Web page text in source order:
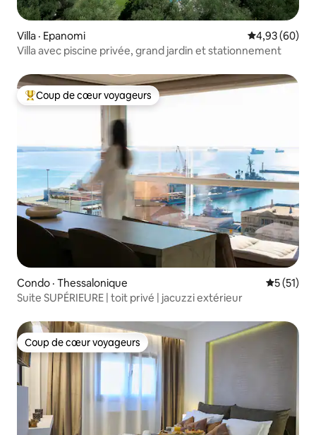
Villa · Epanomi Note
4,93 (60)
Villa avec piscine privée, grand jardin et stationnement
Coup de cœur voyageurs parmi les plus aimés
Coup de cœur voyageurs
Condo · Thessalonique Note
5 (51)
Suite SUPÉRIEURE | toit privé | jacuzzi extérieur
Coup de cœur voyageurs
Coup de cœur voyageurs